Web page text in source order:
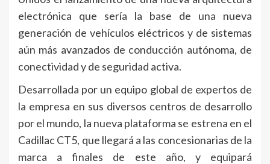
electrónica que sería la base de una nueva
generación de vehículos eléctricos y de sistemas
aún más avanzados de conducción autónoma, de
conectividad y de seguridad activa.
Desarrollada por un equipo global de expertos de
la empresa en sus diversos centros de desarrollo
por el mundo, la nueva plataforma se estrena en el
Cadillac CT5, que llegará a las concesionarias de la
marca a finales de este año, y equipará